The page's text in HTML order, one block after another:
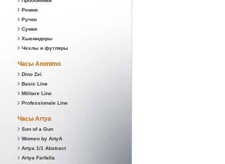
Ремни
Ручки
Сумки
Хьюмидоры
Чехлы и футляры
Часы Anonimo
Dino Zei
Basic Line
Militare Line
Professionale Line
Часы Artya
Son of a Gun
Women by ArtyA
Artya 1/1 Abstract
Artya Farfalla